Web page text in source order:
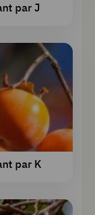
par J
par K